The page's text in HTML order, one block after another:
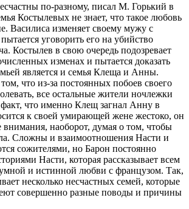
по-разному, писал М. Горький в
Костылевых не знает, что такое любовь
Василиса изменяет своему мужу с
уговорить его на убийство
Костылев в свою очередь подозревает
изменах и пытается доказать
является и семья Клеща и Анны.
что из-за постоянных побоев своего
все остальные жители ночлежки
что именно Клещ загнал Анну в
к своей умирающей жене жестоко, он
внимания, наоборот, думая о том, чтобы
Сложны и взаимоотношения Насти и
сожителями, но Барон постоянно
Насти, которая рассказывает всем
и истинной любви с французом. Так,
несколько несчастных семей, которые
совершенно разные поводы и причины